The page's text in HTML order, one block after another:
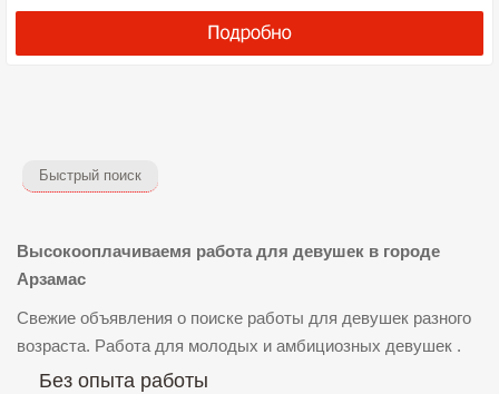
Быстрый поиск
Высокооплачиваемя работа для девушек в городе
Арзамас
Свежие объявления о поиске работы для девушек разного
возраста. Работа для молодых и амбициозных девушек .
Без опыта работы